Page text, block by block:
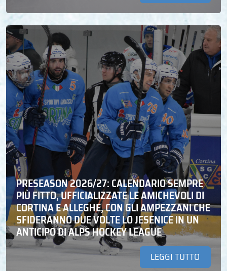
PRESEASON 2026/27: CALENDARIO SEMPRE
PIÙ FITTO, UFFICIALIZZATE LE AMICHEVOLI DI
CORTINA E ALLEGHE, CON GLI AMPEZZANI CHE
SFIDERANNO DUE VOLTE LO JESENICE IN UN
ANTICIPO DI ALPS HOCKEY LEAGUE
LEGGI TUTTO